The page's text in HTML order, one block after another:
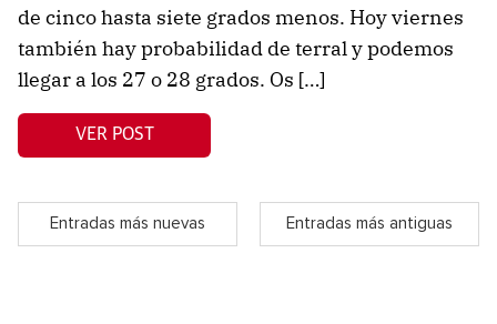
de cinco hasta siete grados menos. Hoy viernes
también hay probabilidad de terral y podemos
llegar a los 27 o 28 grados. Os […]
VER POST
Entradas más nuevas Entradas más antiguas